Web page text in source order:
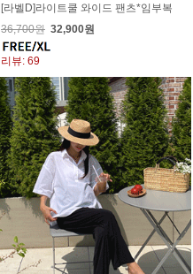
[라벨D]라이트쿨 와이드 팬츠*임부복
36,700원 32,900원
리뷰: 69